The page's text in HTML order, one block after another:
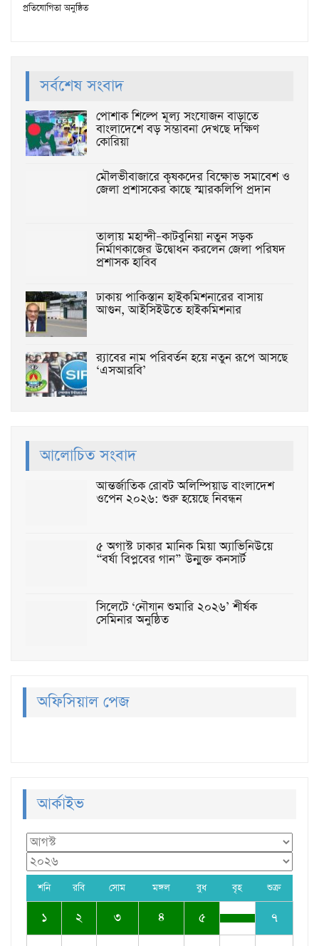
প্রতিযোগিতা অনুষ্ঠিত
সর্বশেষ সংবাদ
পোশাক শিল্পে মূল্য সংযোজন বাড়াতে
বাংলাদেশে বড় সম্ভাবনা দেখছে দক্ষিণ
কোরিয়া
মৌলভীবাজারে কৃষকদের বিক্ষোভ সমাবেশ ও
জেলা প্রশাসকের কাছে স্মারকলিপি প্রদান
তালায় মহান্দী–কাটবুনিয়া নতুন সড়ক
নির্মাণকাজের উদ্বোধন করলেন জেলা পরিষদ
প্রশাসক হাবিব
ঢাকায় পাকিস্তান হাইকমিশনারের বাসায়
আগুন, আইসিইউতে হাইকমিশনার
র‌্যাবের নাম পরিবর্তন হয়ে নতুন রূপে আসছে
‘এসআরবি’
আলোচিত সংবাদ
আন্তর্জাতিক রোবট অলিম্পিয়াড বাংলাদেশ
ওপেন ২০২৬: শুরু হয়েছে নিবন্ধন
৫ অগাস্ট ঢাকার মানিক মিয়া অ্যাভিনিউয়ে
“বর্ষা বিপ্লবের গান” উন্মুক্ত কনসার্ট
সিলেটে ‘নৌযান শুমারি ২০২৬’ শীর্ষক
সেমিনার অনুষ্ঠিত
অফিসিয়াল পেজ
আর্কাইভ
শনি রবি সোম মঙ্গল বুধ বৃহ শুক্র
১ ২ ৩ ৪ ৫ ৭